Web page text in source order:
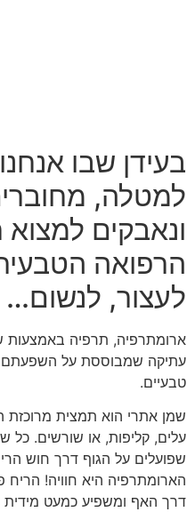
בעידן שבו
למטלה,
ונאבקים
הרפואה
לעצור,
ארומתרפיה, תרפיה באמצעות
עתיקה שמבוססת על השפעתם
טבעיים.
שמן אתרי הוא תמצית
עלים, קליפות, או שורשים. כל
שפועלים על הגוף דרך חוש
הארומתרפיה היא חוויה!
דרך האף ומשפיע כמעט